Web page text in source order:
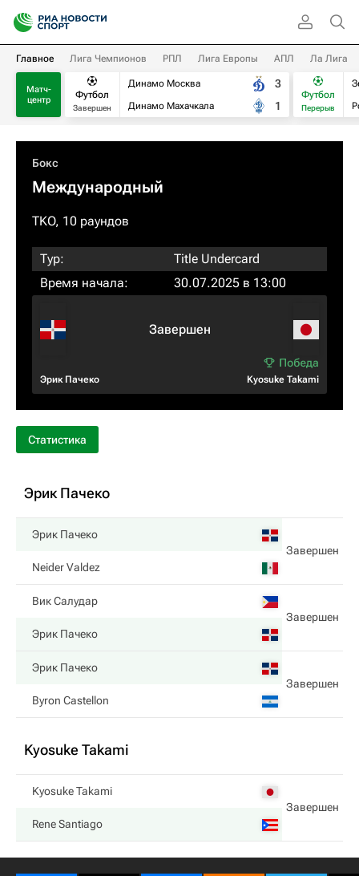
Главное Лига Чемпионов РПЛ Лига Европы АПЛ Ла Лига
Матч-
центр
Футбол
Завершен
Динамо Москва
Динамо Махачкала
3
1
Футбол
Перерыв
Бокс
Международный
TKO, 10 раундов
Тур:
Title Undercard
Время начала:
30.07.2025 в 13:00
Эрик Пачеко
Завершен
Kyosuke Takami
Статистика
Эрик Пачеко
Эрик Пачеко
Завершен
Neider Valdez
Вик Салудар
Завершен
Эрик Пачеко
Эрик Пачеко
Завершен
Byron Castellon
Kyosuke Takami
Kyosuke Takami
Завершен
Rene Santiago